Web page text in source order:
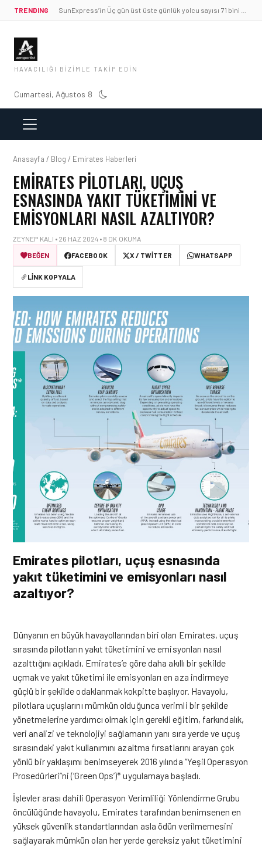
TRENDING
HAVACILIĞI BIZIMLE TAKIP EDIN
Cumartesi, Ağustos 8
Anasayfa / Blog / Emirates Haberleri
EMIRATES PILOTLARI, UÇUŞ
ESNASINDA YAKIT TÜKETIMINI VE
EMISYONLARI NASIL AZALTIYOR?
ZEYNEP KALI • 26 HAZ 2024 • 8 DK OKUMA
BEĞEN
FACEBOOK X / TWITTER WHATSAPP
LINK KOPYALA
Emirates pilotları, uçuş esnasında
yakıt tüketimini ve emisyonları nasıl
azaltıyor?
Dünyanın en büyük havayollarından biri olan Emirates, uçuş
sırasında pilotların yakıt tüketimini ve emisyonları nasıl
azalttığını açıkladı. Emirates’e göre daha akıllı bir şekilde
uçmak ve yakıt tüketimi ile emisyonları en aza indirmeye
güçlü bir şekilde odaklanmak kokpitte başlıyor. Havayolu,
pilotlara uçuşlarını mümkün olduğunca verimli bir şekilde
yönetmelerine yardımcı olmak için gerekli eğitim, farkındalık,
veri analizi ve teknolojiyi sağlamanın yanı sıra yerde ve uçuş
sırasındaki yakıt kullanımını azaltma fırsatlarını arayan çok
yönlü bir yaklaşımı benimseyerek 2016 yılında “Yeşil Operasyon
Prosedürleri”ni (‘Green Ops’)* uygulamaya başladı.
İşlevler arası dahili Operasyon Verimliliği Yönlendirme Grubu
öncülüğünde havayolu, Emirates tarafından benimsenen en
yüksek güvenlik standartlarından asla ödün verilmemesini
sağlayarak mümkün olan her yerde gereksiz yakıt tüketimini